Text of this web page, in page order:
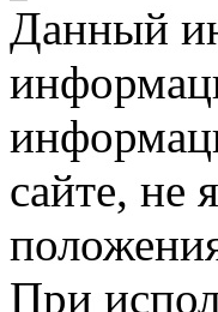
Данный
сайте, не
При